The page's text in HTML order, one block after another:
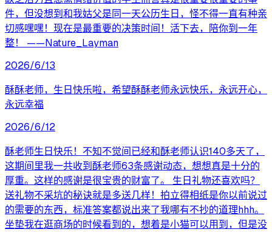
件，但没想到和我姑父是同一天公历生日，怪不得一直有种亲
切感嘿嘿！现在是最重要的决策时间！活下去，陪你到一年
整！ ——Nature_Layman
2026/6/13
酥酥老师，生日快乐啦，希望酥酥老师永远快乐，永远开心，
永远幸福
2026/6/12
酥老师生日快乐！不知不觉间已经和酥老师认识140多天了，
这期间里我一共收到酥老师63条感谢动态，想想真是十分的
厚重。这样的感谢是很宝贵的财富了。 生日礼物还喜欢吗？
送礼物不采坑的秘诀就是多送几样！拍立得相纸是你以前说过
的需要的东西，标准答案都说出来了我哪有不抄的道理hhh。
坐垫我在逛商场的时候看到的，想着是小猫可以用到，但是没